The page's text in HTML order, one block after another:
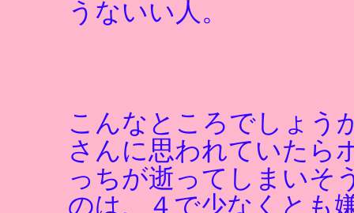
うないい人。
こんなところでしょう
さんに思われていたら
っちが逝ってしまいそ
のは、４で少なくとも